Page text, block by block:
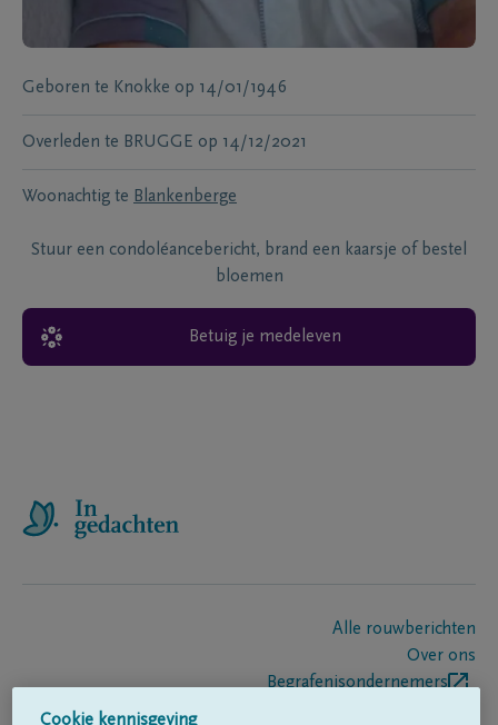
Geboren te Knokke op 14/01/1946
Overleden te BRUGGE op 14/12/2021
Woonachtig te Blankenberge
Stuur een condoléancebericht, brand een kaarsje of bestel
bloemen
Betuig je medeleven
Alle rouwberichten
Over ons
Begrafenisondernemers
Cookie kennisgeving